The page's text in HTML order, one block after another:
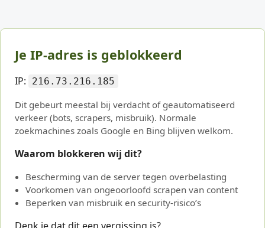
Je IP-adres is geblokkeerd
IP: 216.73.216.185
Dit gebeurt meestal bij verdacht of geautomatiseerd
verkeer (bots, scrapers, misbruik). Normale
zoekmachines zoals Google en Bing blijven welkom.
Waarom blokkeren wij dit?
Bescherming van de server tegen overbelasting
Voorkomen van ongeoorloofd scrapen van content
Beperken van misbruik en security-risico’s